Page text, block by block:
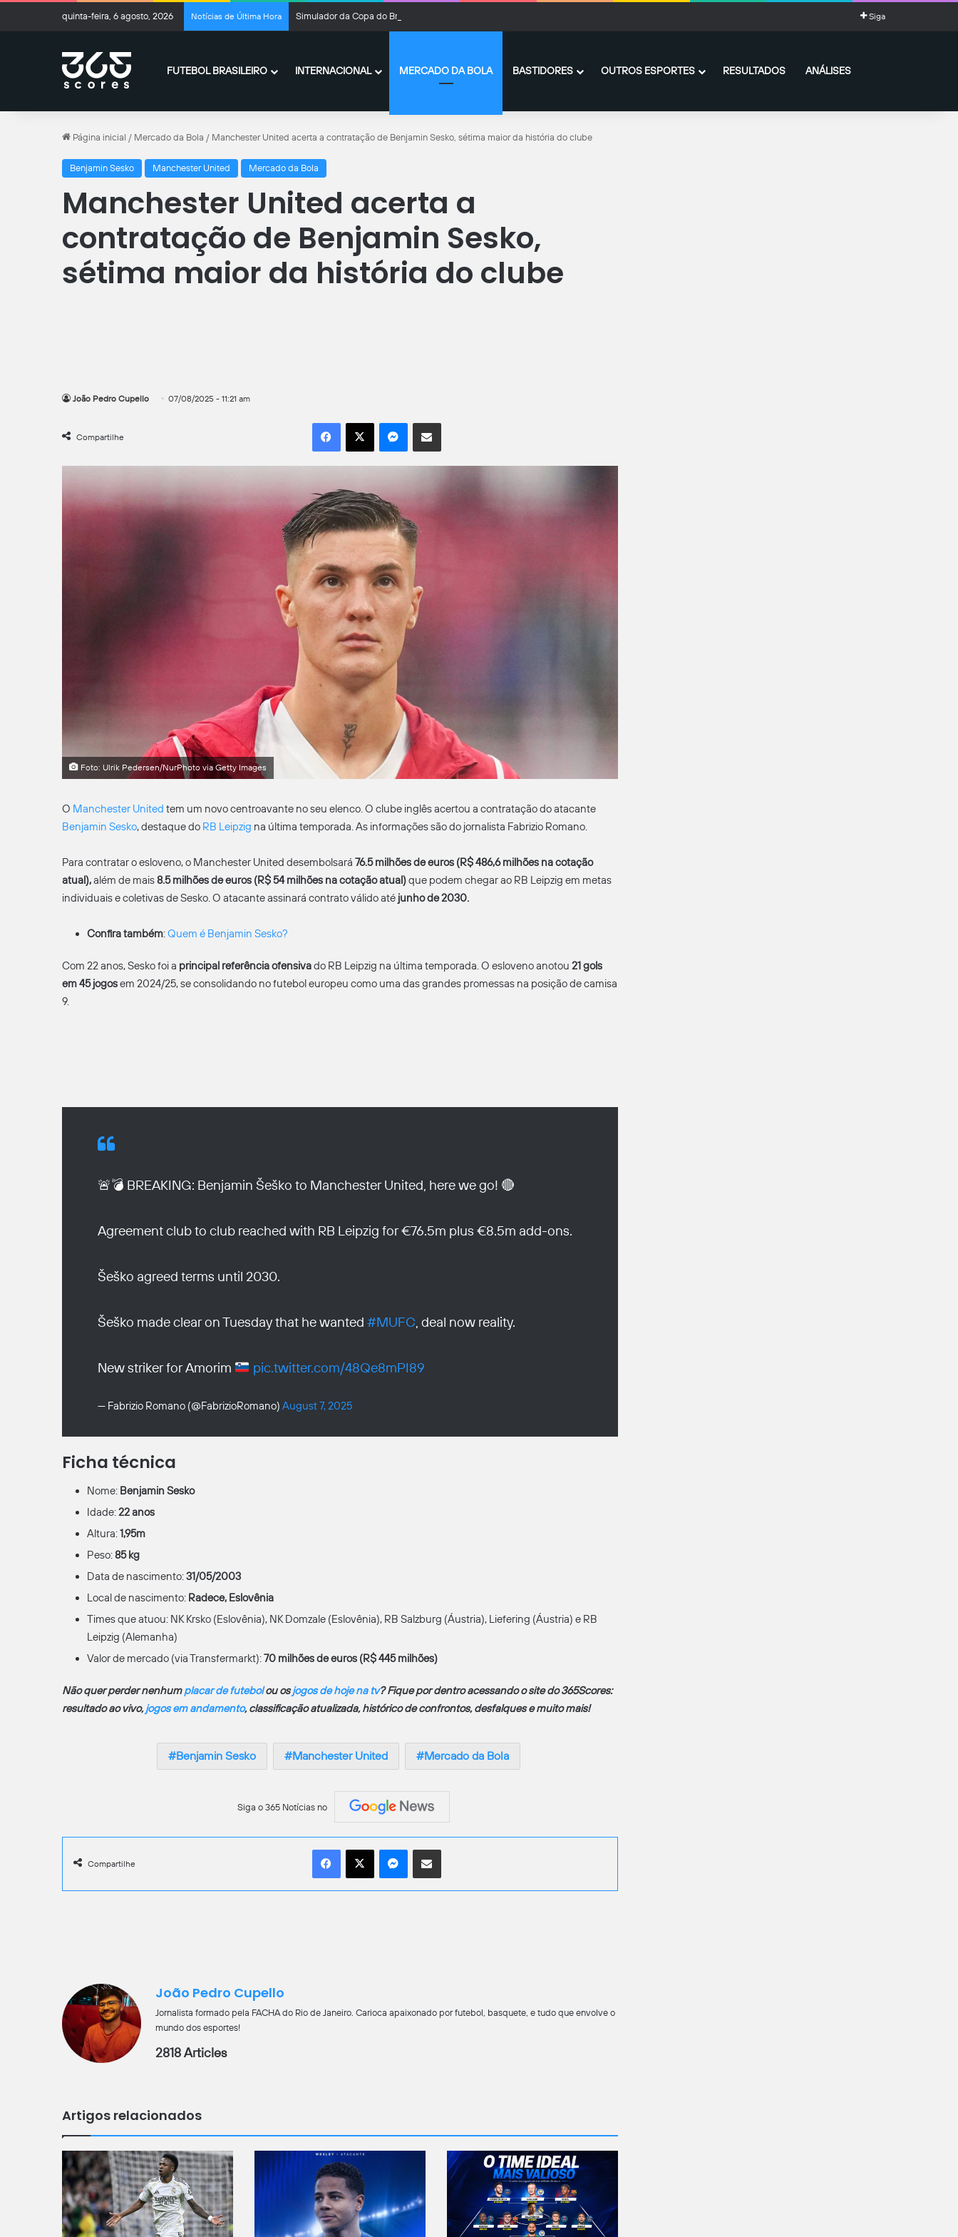
quinta-feira, 6 agosto, 2026 Notícias de Última Hora Simulador da Copa do Brasil: simule os resultados das oitavas de final Siga
FUTEBOL BRASILEIRO INTERNACIONAL MERCADO DA BOLA BASTIDORES OUTROS ESPORTES RESULTADOS ANÁLISES
Página inicial / Mercado da Bola / Manchester United acerta a contratação de Benjamin Sesko, sétima maior da história do clube
Benjamin Sesko Manchester United Mercado da Bola
Manchester United acerta a
contratação de Benjamin Sesko,
sétima maior da história do clube
João Pedro Cupello 07/08/2025 - 11:21 am
Compartilhe
Facebook
X MessengerCompartilhar por e-mail
Foto: Ulrik Pedersen/NurPhoto via Getty Images
O Manchester United tem um novo centroavante no seu elenco. O clube inglês acertou a contratação do atacante
Benjamin Sesko, destaque do RB Leipzig na última temporada. As informações são do jornalista Fabrizio Romano.
Para contratar o esloveno, o Manchester United desembolsará 76.5 milhões de euros (R$ 486,6 milhões na cotação
atual),além de mais8.5 milhões de euros (R$ 54 milhões na cotação atual)que podem chegar ao RB Leipzig em metas
individuais e coletivas de Sesko. O atacante assinará contrato válido até junho de 2030.
Confira também:Quem é Benjamin Sesko?
Com 22 anos, Sesko foi a principal referência ofensivado RB Leipzig na última temporada. O esloveno anotou 21 gols
em 45 jogosem 2024/25, se consolidando no futebol europeu como uma das grandes promessas na posição de camisa
9.
🚨💣 BREAKING: Benjamin Šeško to Manchester United, here we go! 🔴
Agreement club to club reached with RB Leipzig for €76.5m plus €8.5m add-ons.
Šeško agreed terms until 2030.
Šeško made clear on Tuesday that he wanted #MUFC, deal now reality.
New striker for Amorim pic.twitter.com/48Qe8mPI89
— Fabrizio Romano (@FabrizioRomano) August 7, 2025
Ficha técnica
Nome: Benjamin Sesko
Idade:22 anos
Altura:1,95m
Peso:85 kg
Data de nascimento:31/05/2003
Local de nascimento: Radece, Eslovênia
Times que atuou: NK Krsko (Eslovênia), NK Domzale (Eslovênia), RB Salzburg (Áustria), Liefering (Áustria) e RB
Leipzig (Alemanha)
Valor de mercado (via Transfermarkt):70 milhões de euros (R$ 445 milhões)
Não quer perder nenhumplacar de futebolou osjogos de hoje na tv? Fique por dentro acessando o site do 365Scores:
resultado ao vivo,jogos em andamento, classificação atualizada, histórico de confrontos, desfalques e muito mais!
Benjamin Sesko Manchester United Mercado da Bola
Siga o 365 Notícias no
Compartilhe
Facebook
X MessengerCompartilhar por e-mail
João Pedro Cupello
Jornalista formado pela FACHA do Rio de Janeiro. Carioca apaixonado por futebol, basquete, e tudo que envolve o
mundo dos esportes!
2818 Articles
Artigos relacionados